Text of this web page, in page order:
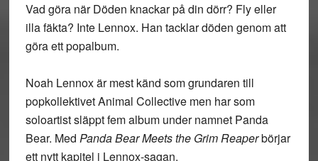
Vad göra när Döden knackar på din dörr? Fly eller
illa fäkta? Inte Lennox. Han tacklar döden genom att
göra ett popalbum.
Noah Lennox är mest känd som grundaren till
popkollektivet Animal Collective men har som
soloartist släppt fem album under namnet Panda
Bear. Med Panda Bear Meets the Grim Reaperbörjar
ett nytt kapitel i Lennox-sagan.